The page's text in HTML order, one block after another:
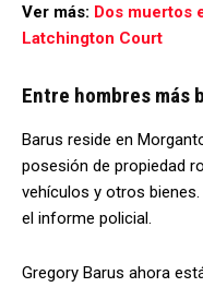
Ver más: Dos muertos
Latchington Court
Entre hombres más
Barus reside en
posesión de propiedad
vehículos y otros
el informe policial.
Gregory Barus ahora